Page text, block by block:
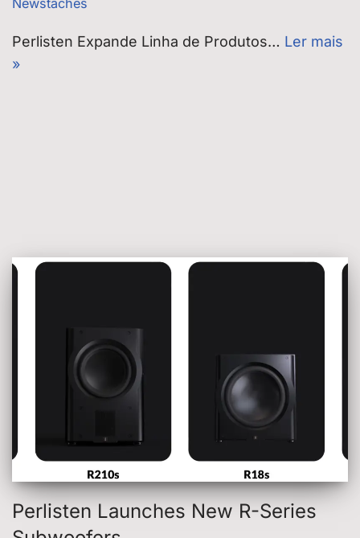
Perlisten Expande Linha de Produtos… Ler mais
»
Perlisten Launches New R-Series